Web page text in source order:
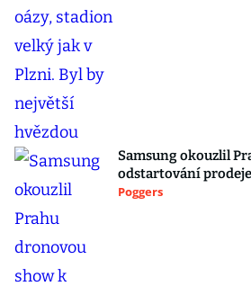
Samsung okouzlil
odstartování
Poggers